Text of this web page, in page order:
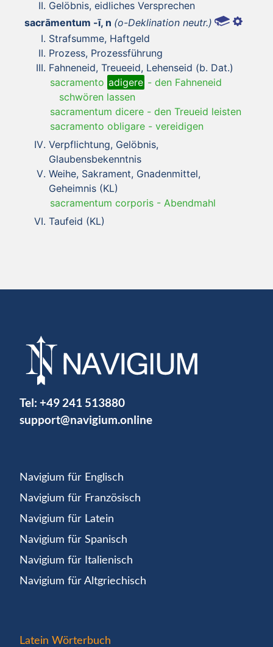
Gelöbnis, eidliches Versprechen
sacrāmentum -ī, n (o-Deklination neutr.)
Strafsumme, Haftgeld
Prozess, Prozessführung
Fahneneid, Treueeid, Lehenseid (b. Dat.)
sacramento adigere - den Fahneneid
schwören lassen
sacramentum dicere - den Treueid leisten
sacramento obligare - vereidigen
Verpflichtung, Gelöbnis,
Glaubensbekenntnis
Weihe, Sakrament, Gnadenmittel,
Geheimnis (KL)
sacramentum corporis - Abendmahl
Taufeid (KL)
Tel: +49 241 513880
support@navigium.online
Navigium für Englisch
Navigium für Französisch
Navigium für Latein
Navigium für Spanisch
Navigium für Italienisch
Navigium für Altgriechisch
Latein Wörterbuch